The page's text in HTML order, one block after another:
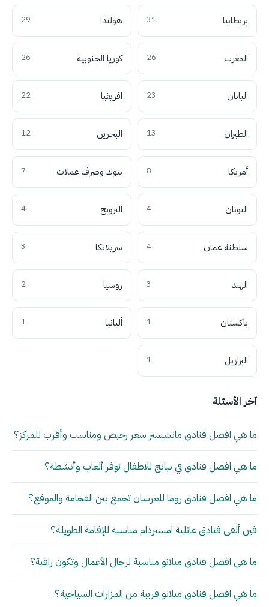
بريطانيا 31 هولندا 29
المغرب 26 كوريا الجنوبية 26
اليابان 23 افريقيا 22
الطيران 13 البحرين 12
أمريكا 8 بنوك وصرف عملات 7
اليونان 4 النرويج 4
سلطنة عمان 4 سريلانكا 3
الهند 3 روسيا 2
باكستان 1 ألبانيا 1
البرازيل 1
آخر الأسئلة
ما هي افضل فنادق مانشستر سعر رخيص ومناسب وأقرب للمركز؟
ما هي افضل فنادق في بيانج للاطفال توفر ألعاب وأنشطة؟
ما هي افضل فنادق روما للعرسان تجمع بين الفخامة والموقع؟
فين ألقي فنادق عائلية امستردام مناسبة للإقامة الطويلة؟
ما هي افضل فنادق ميلانو مناسبة لرجال الأعمال وتكون راقية؟
ما هي افضل فنادق ميلانو قريبة من المزارات السياحية؟